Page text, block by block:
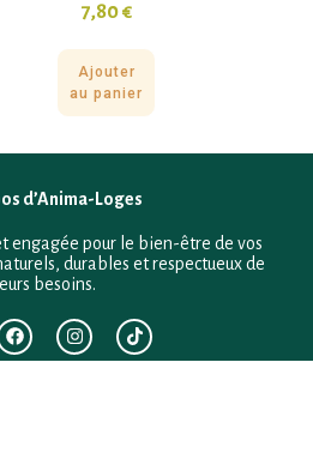
7,80€
Ajouter
au panier
d’Anima-Loges
engagée pour le bien-être de vos
durables et respectueux de
leurs besoins.